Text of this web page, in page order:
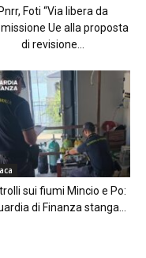
Pnrr, Foti “Via libera da
Ue alla proposta
di revisione...
sui fiumi Mincio e Po:
di Finanza stanga...